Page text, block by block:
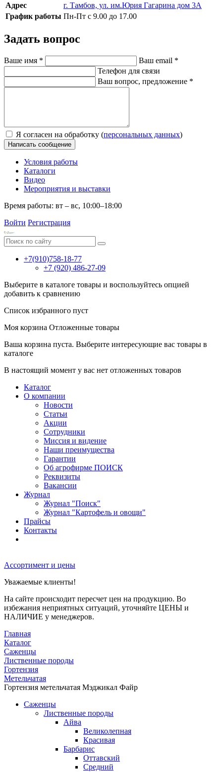
Адрес
г. Тамбов, ул. им.Юрия Гагарина дом 3А
График работы Пн-Пт с 9.00 до 17.00
Задать вопрос
Ваше имя * Ваш email *
Телефон для связи
Ваш вопрос, предложение *
Я согласен на обработку (персональных данных)
Написать сообщение
Условия работы
Каталоги
Видео
Мероприятия и выставки
Время работы: вт – вс, 10:00–18:00
Войти Регистрация
+7(910)758-18-77
+7 (920) 486-27-09
Выберите в каталоге товары и воспользуйтесь опцией
добавить к сравнению
Список избранного пуст
Моя корзина Отложенные товары
Ваша корзина пуста. Выберите интересующие вас товары в
каталоге
В настоящий момент у вас нет отложенных товаров
Каталог
О компании
Новости
Статьи
Акции
Сотрудники
Миссия и видение
Наши преимущества
Гарантии
Об агрофирме ПОИСК
Реквизиты
Вакансии
Журнал
Журнал "Поиск"
Журнал "Картофель и овощи"
Прайсы
Контакты
Ассортимент и цены
Уважаемые клиенты!
На сайте происходит пересчет цен на продукцию. Во
избежания неприятных ситуаций, уточняйте ЦЕНЫ и
НАЛИЧИЕ у менеджеров.
Главная
Каталог
Саженцы
Лиственные породы
Гортензия
Метельчатая
Гортензия метельчатая Мэджикал Файр
Саженцы
Лиственные породы
Айва
Великолепная
Красивая
Барбарис
Оттавский
Средний